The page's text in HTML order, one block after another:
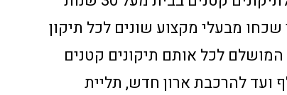
שכחו מבעלי מקצוע שונים לכל תיקון
לכל אותם תיקונים קטנים
ועד להרכבת ארון חדש, תליית